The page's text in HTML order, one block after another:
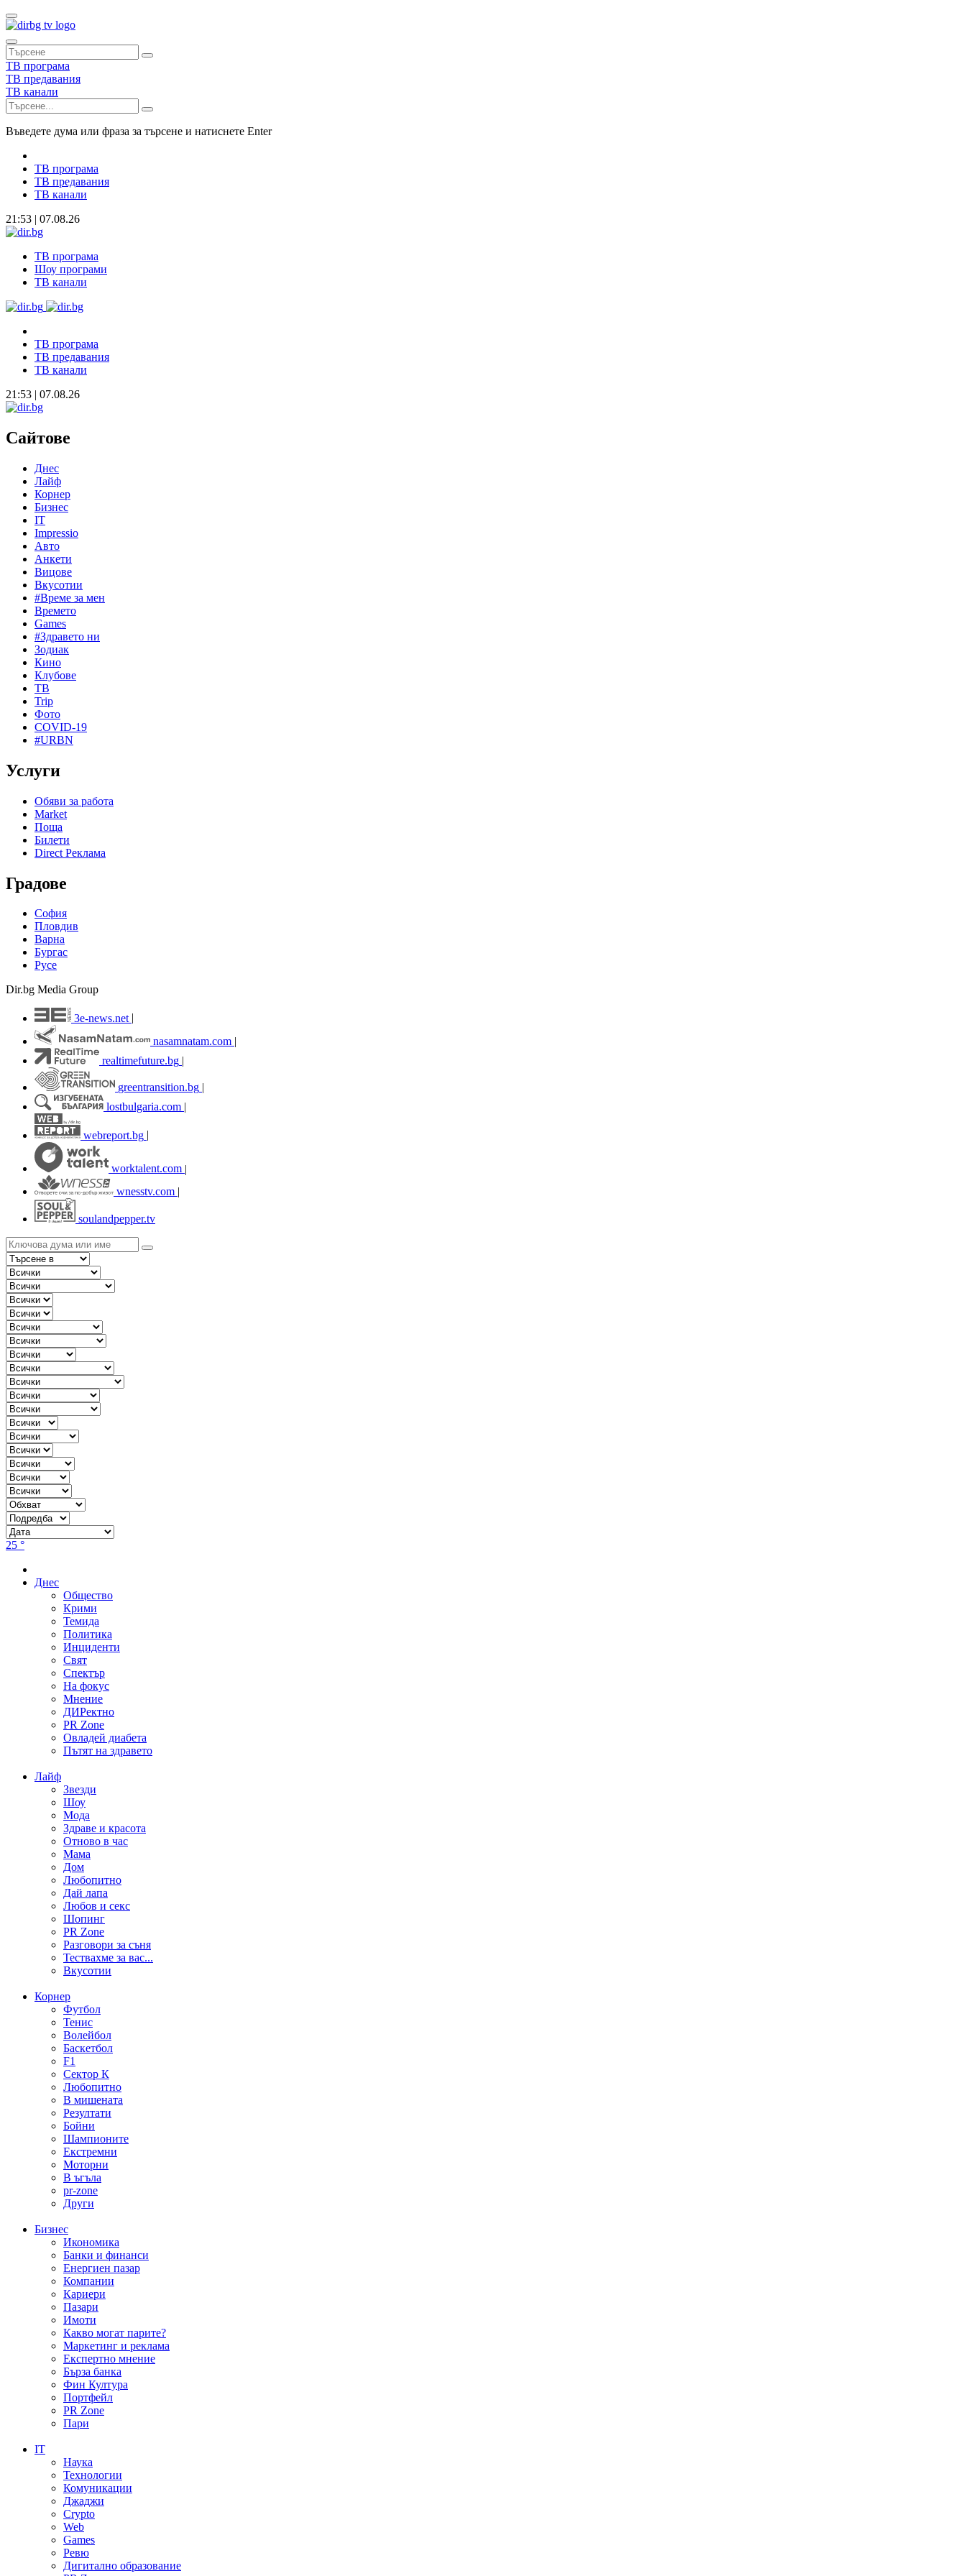
ТВ програма
ТВ предавания
ТВ канали
Въведете дума или фраза за търсене и натиснете Enter
ТВ програма
ТВ предавания
ТВ канали
21:53 | 07.08.26
ТВ програма
Шоу програми
ТВ канали
ТВ програма
ТВ предавания
ТВ канали
21:53 | 07.08.26
Сайтове
Днес
Лайф
Корнер
Бизнес
IT
Impressio
Авто
Анкети
Вицове
Вкусотии
#Време за мен
Времето
Games
#Здравето ни
Зодиак
Кино
Клубове
ТВ
Trip
Фото
COVID-19
#URBN
Услуги
Обяви за работа
Market
Поща
Билети
Direct Реклама
Градове
София
Пловдив
Варна
Бургас
Русе
Dir.bg Media Group
3e-news.net
nasamnatam.com |
realtimefuture.bg |
greentransition.bg |
lostbulgaria.com |
webreport.bg
worktalent.com |
wnesstv.com |
soulandpepper.tv
25 °
Днес
Общество
Крими
Темида
Политика
Инциденти
Свят
Спектър
На фокус
Мнение
ДИРектно
PR Zone
Овладей диабета
Пътят на здравето
Лайф
Звезди
Шоу
Мода
Здраве и красота
Отново в час
Мама
Дом
Любопитно
Дай лапа
Любов и секс
Шопинг
PR Zone
Разговори за съня
Тествахме за вас...
Вкусотии
Корнер
Футбол
Тенис
Волейбол
Баскетбол
F1
Сектор К
Любопитно
В мишената
Резултати
Бойни
Шампионите
Екстремни
Моторни
В ъгъла
pr-zone
Други
Бизнес
Икономика
Банки и финанси
Енергиен пазар
Компании
Кариери
Пазари
Имоти
Какво могат парите?
Маркетинг и реклама
Експертно мнение
Бърза банка
Фин Култура
Портфейл
PR Zone
Пари
IT
Наука
Технологии
Комуникации
Джаджи
Crypto
Web
Games
Ревю
Дигитално образование